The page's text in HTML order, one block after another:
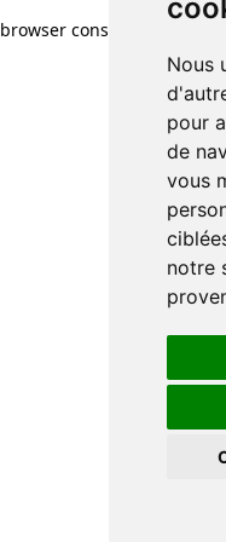
Nous
pour
de
vous
notre
browser console for more